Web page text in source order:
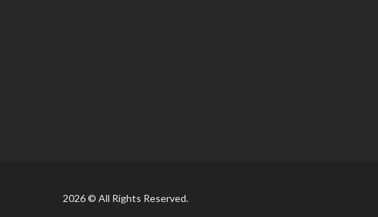
2026 © All Rights Reserved.